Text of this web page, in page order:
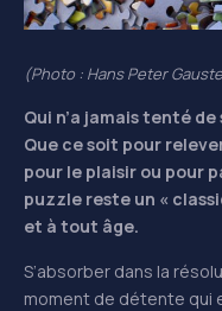
(Photo : Hans Peter
Qui n’a jamais tenté de
Que ce soit pour
pour le plaisir ou pour
puzzle reste un «
et à tout âge.
S’absorber dans la
moment de détente qui